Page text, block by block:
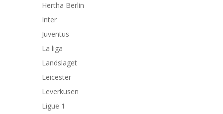
Hertha Berlin
Inter
Juventus
La liga
Landslaget
Leicester
Leverkusen
Ligue 1